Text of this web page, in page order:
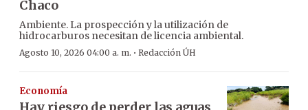
Chaco
Ambiente. La prospección y la utilización de
hidrocarburos necesitan de licencia ambiental.
Agosto 10, 2026 04:00 a. m. · Redacción ÚH
Economía
Hay riesgo de perder las aguas